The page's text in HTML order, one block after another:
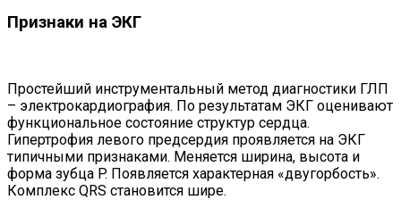
Признаки на ЭКГ
Простейший инструментальный метод диагностики ГЛП
– электрокардиография. По результатам ЭКГ оценивают
функциональное состояние структур сердца.
Гипертрофия левого предсердия проявляется на ЭКГ
типичными признаками. Меняется ширина, высота и
форма зубца P. Появляется характерная «двугорбость».
Комплекс QRS становится шире.